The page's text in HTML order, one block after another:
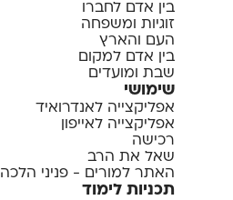
בין אדם לחברו
זוגיות ומשפחה
העם והארץ
בין אדם למקום
שבת ומועדים
שימושי
אפליקצייה לאנדרואיד
אפליקצייה לאייפון
רכישה
שאל את הרב
האתר למורים - פניני הלכה
תכניות לימוד